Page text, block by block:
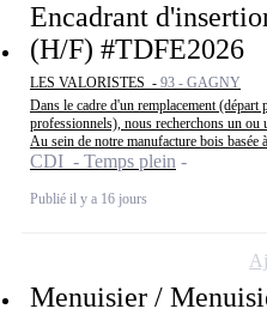
Encadrant
(H/F) #TDFE2026
LES VALORISTES - 93 - GAGNY
Dans le cadre d'un remplacement
professionnels), nous recherchons un ou
Au sein de notre manufacture bois basée
CDI - Temps plein
Publié il y a 16 jours
Menuisier /